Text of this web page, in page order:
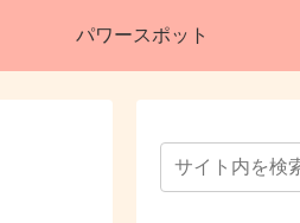
パワースポット